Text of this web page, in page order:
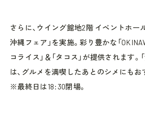
さらに、ウイング館地2階 イベントホー
沖縄フェア」を実施。彩り豊かな「
コライス」＆「タコス」が提供されます。
は、グルメを満喫したあとのシメにもお
※最終日は18:30閉場。